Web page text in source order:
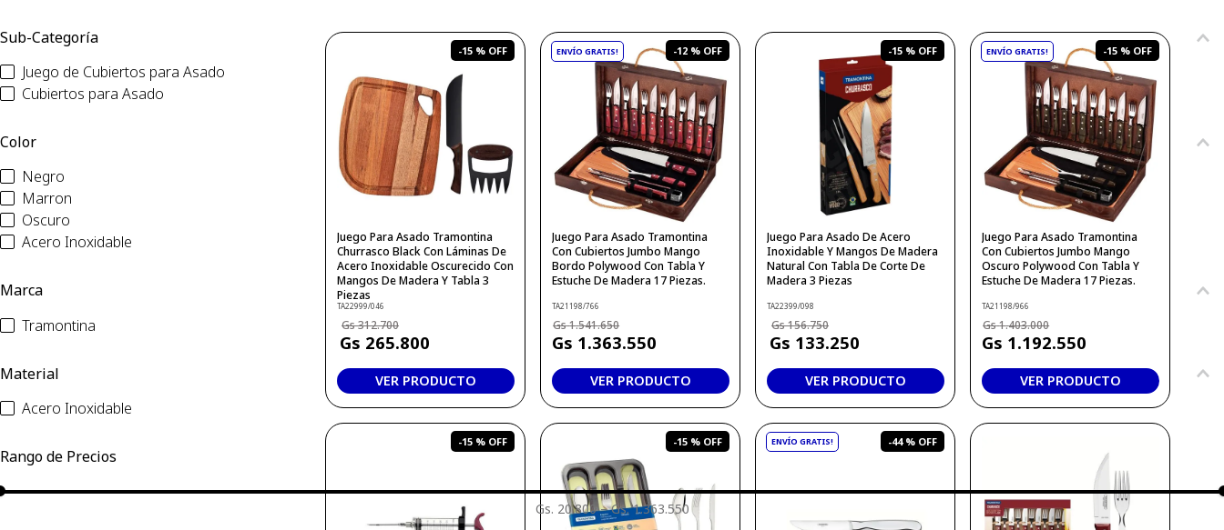
Sub-Categoría
Juego de Cubiertos para Asado
Cubiertos para Asado
Color
Negro
Marron
Oscuro
Acero Inoxidable
Marca
Tramontina
Material
Acero Inoxidable
Gs. 20.800 – Gs. 1.363.550
-15 %
Juego Para Asado Tramontina
Churrasco Black Con Láminas De
Acero Inoxidable Oscurecido Con
Mangos De Madera Y Tabla 3
Piezas
TA22999/046
312.700
265.800
VER PRODUCTO
-12 %
Juego Para Asado Tramontina
Con Cubiertos Jumbo Mango
Bordo Polywood Con Tabla Y
Estuche De Madera 17 Piezas.
TA21198/766
1.541.650
1.363.550
VER PRODUCTO
-15 %
Juego Para Asado De Acero
Inoxidable Y Mangos De Madera
Natural Con Tabla De Corte De
Madera 3 Piezas
TA22399/098
156.750
133.250
VER PRODUCTO
-15 %
Juego Para Asado Tramontina
Con Cubiertos Jumbo Mango
Oscuro Polywood Con Tabla Y
Estuche De Madera 17 Piezas.
TA21198/966
1.403.000
1.192.550
VER PRODUCTO
-15 % -15 % -44 %